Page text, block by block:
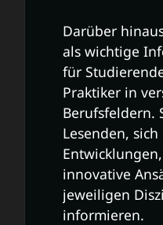
Darüber
als wichtige
für
Praktiker in
Berufsfeldern.
Lesenden,
innovative
jeweiligen
informieren.